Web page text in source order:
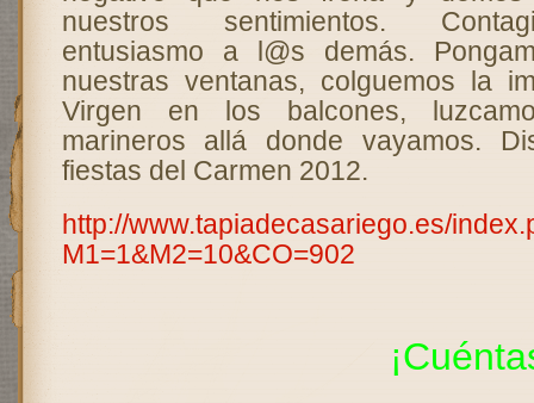
nuestros sentimientos.
entusiasmo a l@s demás.
nuestras ventanas, colguemos la
Virgen en los balcones,
marineros allá donde vayamos.
fiestas del Carmen 2012.
http://www.tapiadecasariego.es/
M1=1&M2=10&CO=902